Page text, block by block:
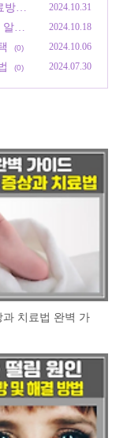
법
2024.10.31
아
2024.10.18
(0) 2024.10.06
(0) 2024.07.30
과 치료법 완벽 가